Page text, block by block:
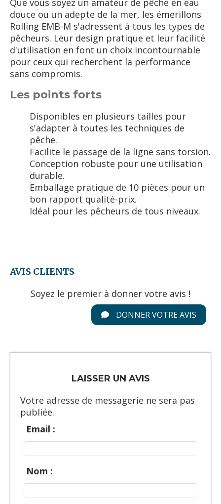
douce ou un adepte de la mer, les émerillons
Rolling EMB-M s'adressent à tous les types de
pêcheurs. Leur design pratique et leur facilité
d'utilisation en font un choix incontournable
pour ceux qui recherchent la performance
sans compromis.
Les points forts
Disponibles en plusieurs tailles pour
s'adapter à toutes les techniques de
pêche.
Facilite le passage de la ligne sans torsion.
Conception robuste pour une utilisation
durable.
Emballage pratique de 10 pièces pour un
bon rapport qualité-prix.
Idéal pour les pêcheurs de tous niveaux.
AVIS CLIENTS
Soyez le premier à donner votre avis !
DONNER VOTRE AVIS
LAISSER UN AVIS
Votre adresse de messagerie ne sera pas
publiée.
Email :
Nom :